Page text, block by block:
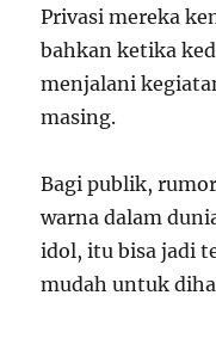
Privasi mereka
bahkan ketika
menjalani
masing.
Bagi publik,
warna dalam
idol, itu bisa jadi
mudah untuk